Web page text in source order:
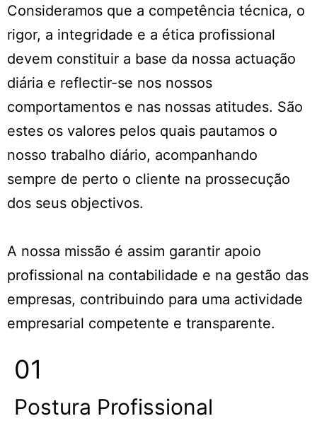
Consideramos que a competência técnica, o
rigor, a integridade e a ética profissional
devem constituir a base da nossa actuação
diária e reflectir-se nos nossos
comportamentos e nas nossas atitudes. São
estes os valores pelos quais pautamos o
nosso trabalho diário, acompanhando
sempre de perto o cliente na prossecução
dos seus objectivos.
A nossa missão é assim garantir apoio
profissional na contabilidade e na gestão das
empresas, contribuindo para uma actividade
empresarial competente e transparente.
01
Postura Profissional